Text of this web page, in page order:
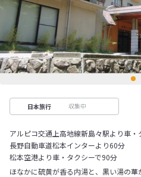
日本旅行 収集中
アルピコ交通上高地線新島々駅より車・
長野自動車道松本インターより60分
松本空港より車・タクシーで90分
ほなかに硫黄が香る内湯と、黒い湯の